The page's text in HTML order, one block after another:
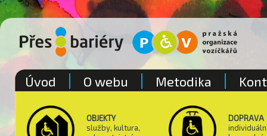
OBJEKTY
služby, kultura,
DOPRAVA
Úvod O webu Metodika